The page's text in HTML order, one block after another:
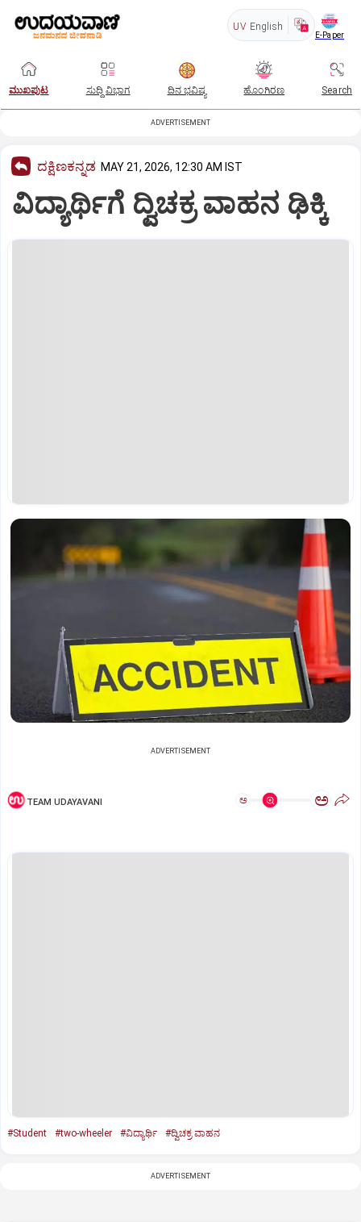
UV English
E-Paper
ಮುಖಪುಟ ಸುದ್ದಿ ವಿಭಾಗ ದಿನ ಭವಿಷ್ಯ ಹೊಂಗಿರಣ Search
ADVERTISEMENT
ದಕ್ಷಿಣಕನ್ನಡ MAY 21, 2026, 12:30 AM IST
ವಿದ್ಯಾರ್ಥಿಗೆ ದ್ವಿಚಕ್ರ ವಾಹನ ಢಿಕ್ಕಿ
ADVERTISEMENT
TEAM UDAYAVANI ಅ ಅ
#Student #two-wheeler #ವಿದ್ಯಾರ್ಥಿ #ದ್ವಿಚಕ್ರ ವಾಹನ
ADVERTISEMENT